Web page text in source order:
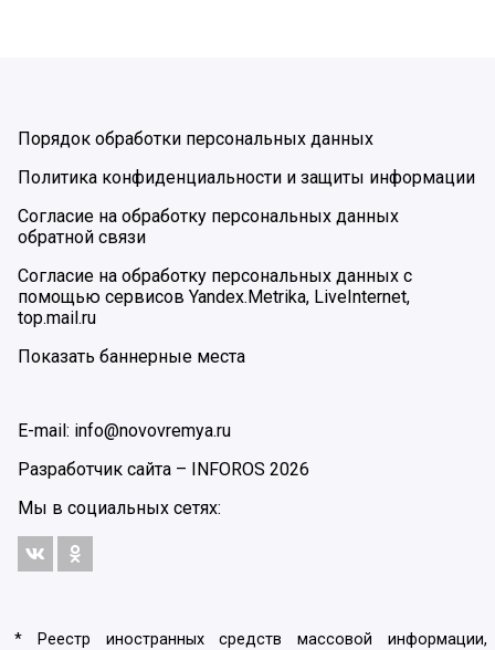
Порядок обработки персональных данных
Политика конфиденциальности и защиты информации
Согласие на обработку персональных данных
обратной связи
Согласие на обработку персональных данных с
помощью сервисов Yandex.Metrika, LiveInternet,
top.mail.ru
Показать баннерные места
E-mail: info@novovremya.ru
Разработчик сайта – INFOROS 2026
Мы в социальных сетях:
* Реестр иностранных средств массовой информации,